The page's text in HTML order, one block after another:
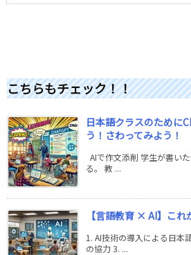
こちらもチェック！！
日本語クラスのために
う！さわってみよう！
AIで作文添削 学生が書い
る。 教 ...
【言語教育 × AI】こ
1. AI技術の導入による日本
の協力 3. ...